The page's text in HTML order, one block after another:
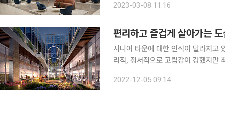
받는 것에 지나지 않았다면 요즘의 실
2023-03-08 11:16
편리하고 즐겁게 살아가는
시니어 타운에 대한 인식이 달라지고
리적, 정서적으로 고립감이 강했지만
교형 시니어 타운, 전원형 시니어 타
2022-12-05 09:14